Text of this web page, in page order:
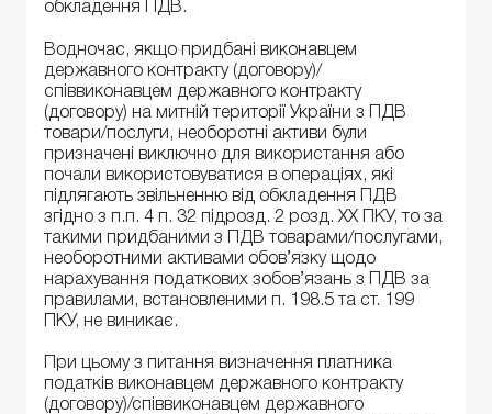
обкладення ПДВ.
Водночас, якщо придбані виконавцем
державного контракту (договору)/
співвиконавцем державного контракту
(договору) на митній території України з ПДВ
товари/послуги, необоротні активи були
призначені виключно для використання або
почали використовуватися в операціях, які
підлягають звільненню від обкладення ПДВ
згідно з п.п. 4 п. 32 підрозд. 2 розд. XX ПКУ, то за
такими придбаними з ПДВ товарами/послугами,
необоротними активами обов’язку щодо
нарахування податкових зобов’язань з ПДВ за
правилами, встановленими п. 198.5 та ст. 199
ПКУ, не виникає.
При цьому з питання визначення платника
податків виконавцем державного контракту
(договору)/співвиконавцем державного